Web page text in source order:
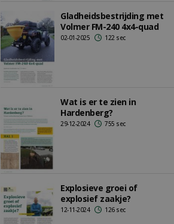
Gladheidsbestrijding met
Volmer FM-240 4x4-quad
02-01-2025 122 sec
Wat is er te zien in
Hardenberg?
29-12-2024 755 sec
Explosieve groei of
explosief zaakje?
12-11-2024 126 sec